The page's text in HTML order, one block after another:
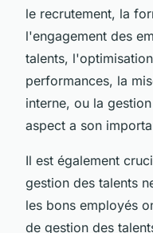
le recrutement, la
l'engagement des
talents,
performances, la
interne, ou la
aspect a son
Il est également
gestion des talents
les bons employés
de gestion des